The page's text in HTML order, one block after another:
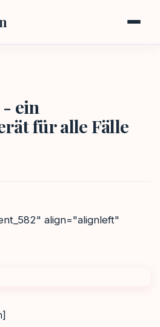
ein
für alle Fälle
align="alignleft"